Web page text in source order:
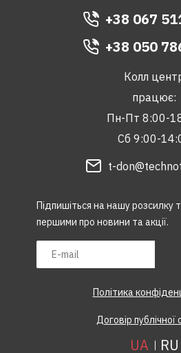
Підпишіться на нашу розсилку
першими про новини та акції.
+38 067
+38 050
Колл
працює:
Пн-Пт 8:00-
Сб 9:00-
t-
Політика
UA RU
Договір